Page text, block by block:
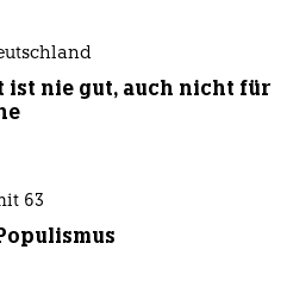
ist nie gut, auch nicht für
63